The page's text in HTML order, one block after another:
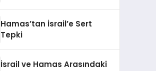
Hamas’tan İsrail’e Sert
Tepki
İsrail ve Hamas Arasındaki